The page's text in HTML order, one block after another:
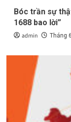
Bóc trần sự
1688 bao lời”
admin Tháng